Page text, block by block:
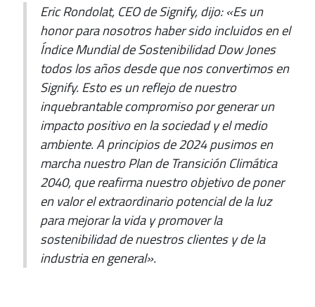
Eric Rondolat, CEO de Signify, dijo: «Es un
honor para nosotros haber sido incluidos en el
Índice Mundial de Sostenibilidad Dow Jones
todos los años desde que nos convertimos en
Signify. Esto es un reflejo de nuestro
inquebrantable compromiso por generar un
impacto positivo en la sociedad y el medio
ambiente. A principios de 2024 pusimos en
marcha nuestro Plan de Transición Climática
2040, que reafirma nuestro objetivo de poner
en valor el extraordinario potencial de la luz
para mejorar la vida y promover la
sostenibilidad de nuestros clientes y de la
industria en general».